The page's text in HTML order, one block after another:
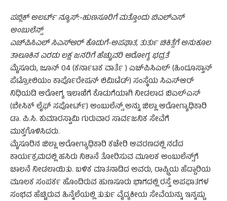
ಪಬ್ಲಿಕ್ ಅಲರ್ಟ್ ನ್ಯೂಸ್:-ಹುಣಸೂರಿಗೆ ಮತ್ತೊಂದು ಬಿಎಲ್‌ಎಸ್
ಅಂಬುಲೆನ್ಸ್
ಎಚ್‌ಪಿಸಿಎಲ್ ಸಿಎಸ್‌ಆರ್ ಕೊಡುಗೆ-ಅಪಘಾತ, ತುರ್ತು ಚಿಕಿತ್ಸೆಗೆ ಅನುಕೂಲ
ತಾಲೂಕಿನ ಎರಡು ಲಕ್ಷ ಜನರಿಗೆ ಹೆಚ್ಚುವರಿ ಆರೋಗ್ಯ ಭದ್ರತೆ
ಮೈಸೂರು, ಜೂನ್ 04 (ಕರ್ನಾಟಕ ವಾರ್ತೆ ) ಎಚ್‌ಪಿಸಿಎಲ್ (ಹಿಂದೂಸ್ತಾನ್
ಪೆಟ್ರೋಲಿಯಂ ಕಾರ್ಪೊರೇಷನ್ ಲಿಮಿಟೆಡ್) ಸಂಸ್ಥೆಯ ಸಿಎಸ್‌ಆರ್
ನಿಧಿಯಡಿ ಆರೋಗ್ಯ ಇಲಾಖೆಗೆ ಕೊಡುಗೆಯಾಗಿ ನೀಡಲಾದ ಬಿಎಲ್‌ಎಸ್
(ಬೇಸಿಕ್ ಲೈಫ್ ಸಪೋರ್ಟ್) ಅಂಬುಲೆನ್ಸ್ ಅನ್ನು ಜಿಲ್ಲಾ ಆರೋಗ್ಯಾಧಿಕಾರಿ
ಡಾ. ಪಿ.ಸಿ. ಕುಮಾರಸ್ವಾಮಿ ಗುರುವಾರ ಸಾರ್ವಜನಿಕ ಸೇವೆಗೆ
ಮುಕ್ತಗೊಳಿಸಿದರು.
ಮೈಸೂರಿನ ಜಿಲ್ಲಾ ಆರೋಗ್ಯಾಧಿಕಾರಿ ಕಚೇರಿ ಆವರಣದಲ್ಲಿ ನಡೆದ
ಕಾರ್ಯಕ್ರಮದಲ್ಲಿ ಹಸಿರು ನಿಶಾನೆ ತೋರಿಸುವ ಮೂಲಕ ಅಂಬುಲೆನ್ಸ್‌ಗೆ
ಚಾಲನೆ ನೀಡಲಾಯಿತು. ಬಳಿಕ ಮಾತನಾಡಿದ ಅವರು, ರಾಷ್ಟ್ರಿಯ ಹೆದ್ದಾರಿಯ
ಮೂಲಕ ಸಂಪರ್ಕ ಹೊಂದಿರುವ ಹುಣಸೂರು ಭಾಗದಲ್ಲಿ ರಸ್ತೆ ಅಪಘಾತಗಳ
ಸಂಭವ ಹೆಚ್ಚಿರುವ ಹಿನ್ನೆಲೆಯಲ್ಲಿ ತುರ್ತು ವೈದ್ಯಕೀಯ ಸೇವೆಯನ್ನು ಇನ್ನಷ್ಟು